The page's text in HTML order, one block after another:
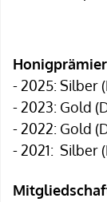
- 2025: Silber
- 2023: Gold
- 2022: Gold
- 2021: Silber